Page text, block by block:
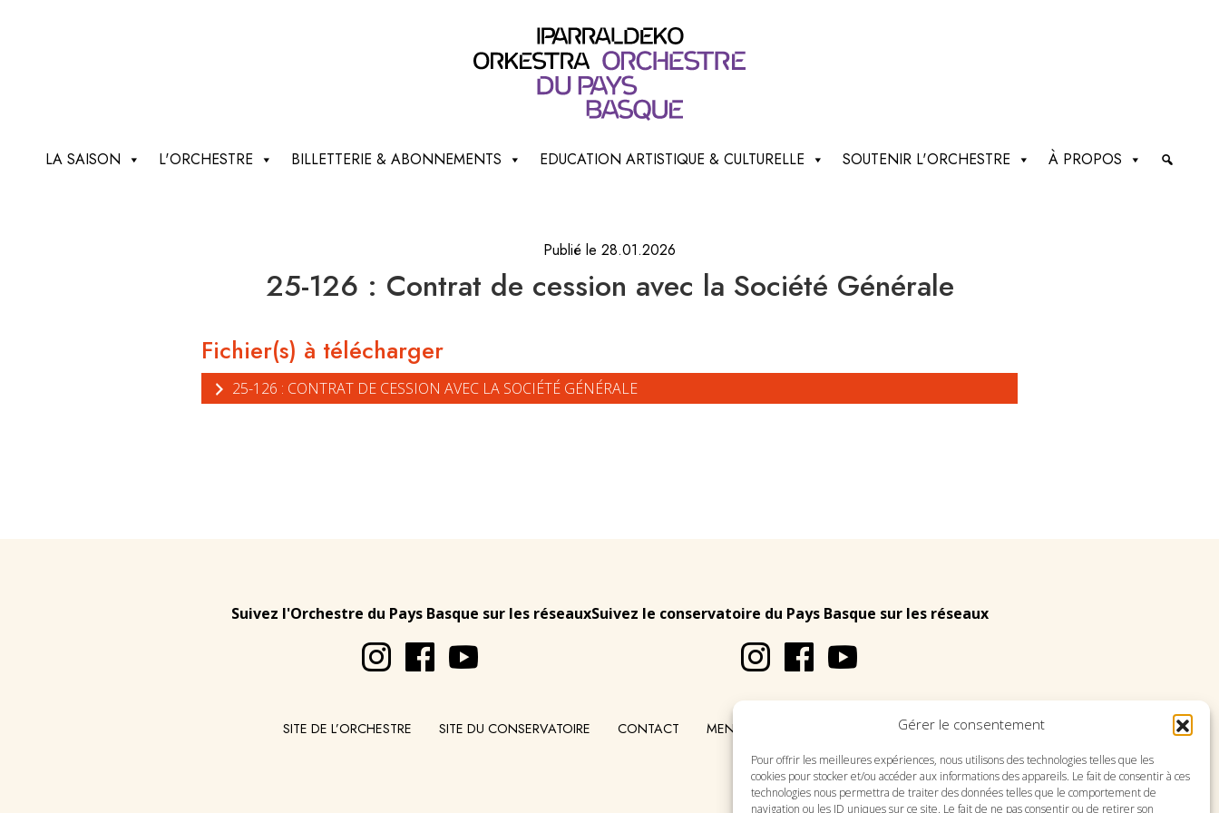
Gérer le consentement
Pour offrir les meilleures expériences, nous utilisons des technologies telles que les
cookies pour stocker et/ou accéder aux informations des appareils. Le fait de consentir à ces
technologies nous permettra de traiter des données telles que le comportement de
navigation ou les ID uniques sur ce site. Le fait de ne pas consentir ou de retirer son
LA SAISON L'ORCHESTRE BILLETTERIE & ABONNEMENTS EDUCATION ARTISTIQUE & CULTURELLE SOUTENIR L'ORCHESTRE À PROPOS
Publié le 28.01.2026
25-126 : Contrat de cession avec la Société Générale
Fichier(s) à télécharger
25-126 : CONTRAT DE CESSION AVEC LA SOCIÉTÉ GÉNÉRALE
Suivez l'Orchestre du Pays Basque sur les réseauxSuivez le conservatoire du Pays Basque sur les réseaux
SITE DE L’ORCHESTRE SITE DU CONSERVATOIRE CONTACT MENTIONS LÉGALES PLAN DU SITE